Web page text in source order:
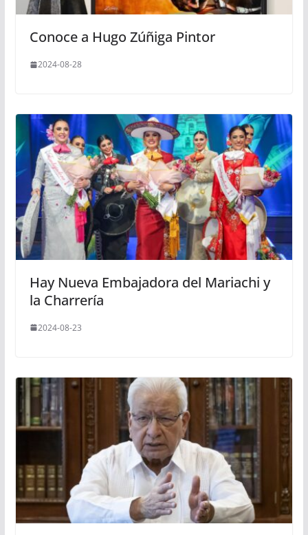
Conoce a Hugo Zúñiga Pintor
2024-08-28
Hay Nueva Embajadora del Mariachi y
la Charrería
2024-08-23